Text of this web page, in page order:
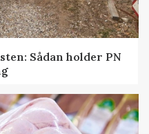
Sådan holder PN